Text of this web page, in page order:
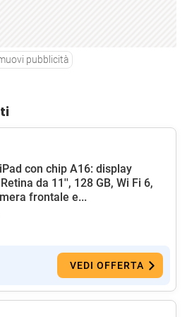
pubblicità
con chip A16: display
da 11'', 128 GB, Wi Fi 6,
frontale e...
VEDI OFFERTA